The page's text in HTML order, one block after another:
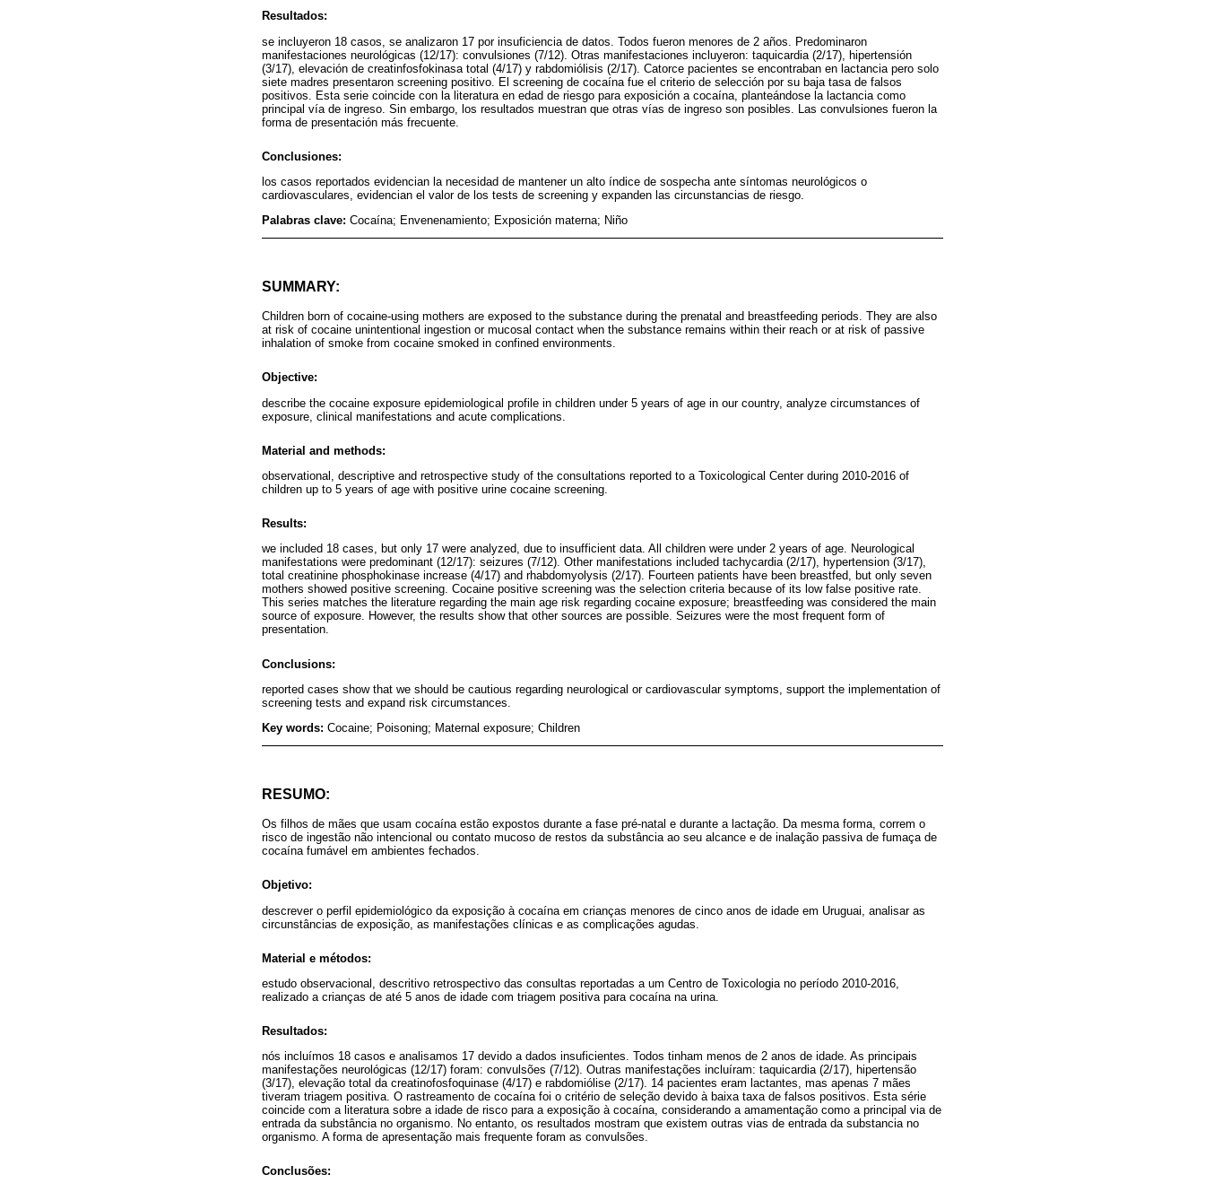
Resultados:
se incluyeron 18 casos, se analizaron 17 por insuficiencia de datos. Todos fueron menores de 2 años. Predominaron
manifestaciones neurológicas (12/17): convulsiones (7/12). Otras manifestaciones incluyeron: taquicardia (2/17), hipertensión
(3/17), elevación de creatinfosfokinasa total (4/17) y rabdomiólisis (2/17). Catorce pacientes se encontraban en lactancia pero solo
siete madres presentaron screening positivo. El screening de cocaína fue el criterio de selección por su baja tasa de falsos
positivos. Esta serie coincide con la literatura en edad de riesgo para exposición a cocaína, planteándose la lactancia como
principal vía de ingreso. Sin embargo, los resultados muestran que otras vías de ingreso son posibles. Las convulsiones fueron la
forma de presentación más frecuente.
Conclusiones:
los casos reportados evidencian la necesidad de mantener un alto índice de sospecha ante síntomas neurológicos o
cardiovasculares, evidencian el valor de los tests de screening y expanden las circunstancias de riesgo.
Palabras clave: Cocaína; Envenenamiento; Exposición materna; Niño
SUMMARY:
Children born of cocaine-using mothers are exposed to the substance during the prenatal and breastfeeding periods. They are also
at risk of cocaine unintentional ingestion or mucosal contact when the substance remains within their reach or at risk of passive
inhalation of smoke from cocaine smoked in confined environments.
Objective:
describe the cocaine exposure epidemiological profile in children under 5 years of age in our country, analyze circumstances of
exposure, clinical manifestations and acute complications.
Material and methods:
observational, descriptive and retrospective study of the consultations reported to a Toxicological Center during 2010-2016 of
children up to 5 years of age with positive urine cocaine screening.
Results:
we included 18 cases, but only 17 were analyzed, due to insufficient data. All children were under 2 years of age. Neurological
manifestations were predominant (12/17): seizures (7/12). Other manifestations included tachycardia (2/17), hypertension (3/17),
total creatinine phosphokinase increase (4/17) and rhabdomyolysis (2/17). Fourteen patients have been breastfed, but only seven
mothers showed positive screening. Cocaine positive screening was the selection criteria because of its low false positive rate.
This series matches the literature regarding the main age risk regarding cocaine exposure; breastfeeding was considered the main
source of exposure. However, the results show that other sources are possible. Seizures were the most frequent form of
presentation.
Conclusions:
reported cases show that we should be cautious regarding neurological or cardiovascular symptoms, support the implementation of
screening tests and expand risk circumstances.
Key words: Cocaine; Poisoning; Maternal exposure; Children
RESUMO:
Os filhos de mães que usam cocaína estão expostos durante a fase pré-natal e durante a lactação. Da mesma forma, correm o
risco de ingestão não intencional ou contato mucoso de restos da substância ao seu alcance e de inalação passiva de fumaça de
cocaína fumável em ambientes fechados.
Objetivo:
descrever o perfil epidemiológico da exposição à cocaína em crianças menores de cinco anos de idade em Uruguai, analisar as
circunstâncias de exposição, as manifestações clínicas e as complicações agudas.
Material e métodos:
estudo observacional, descritivo retrospectivo das consultas reportadas a um Centro de Toxicologia no período 2010-2016,
realizado a crianças de até 5 anos de idade com triagem positiva para cocaína na urina.
Resultados:
nós incluímos 18 casos e analisamos 17 devido a dados insuficientes. Todos tinham menos de 2 anos de idade. As principais
manifestações neurológicas (12/17) foram: convulsões (7/12). Outras manifestações incluíram: taquicardia (2/17), hipertensão
(3/17), elevação total da creatinofosfoquinase (4/17) e rabdomiólise (2/17). 14 pacientes eram lactantes, mas apenas 7 mães
tiveram triagem positiva. O rastreamento de cocaína foi o critério de seleção devido à baixa taxa de falsos positivos. Esta série
coincide com a literatura sobre a idade de risco para a exposição à cocaína, considerando a amamentação como a principal via de
entrada da substância no organismo. No entanto, os resultados mostram que existem outras vias de entrada da substancia no
organismo. A forma de apresentação mais frequente foram as convulsões.
Conclusões: